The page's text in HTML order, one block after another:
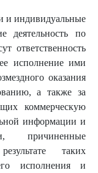
и индивидуальные
деятельность по
ответственность
исполнение ими
оказания
а также за
коммерческую
информации и
причиненные
таких
исполнения и